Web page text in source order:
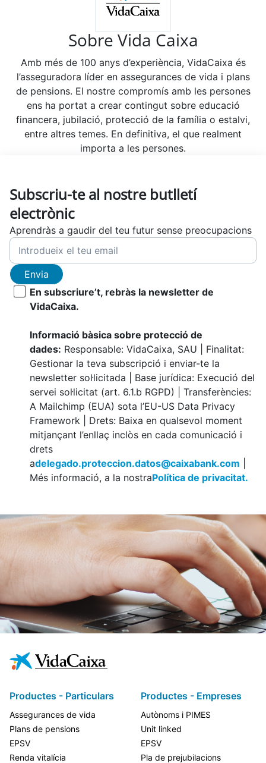
Sobre Vida Caixa
Amb més de 100 anys d’experiència, VidaCaixa és
l’asseguradora líder en assegurances de vida i plans
de pensions. El nostre compromís amb les persones
ens ha portat a crear contingut sobre educació
financera, jubilació, protecció de la família o estalvi,
entre altres temes. En definitiva, el que realment
importa a les persones.
Subscriu-te al nostre butlletí
electrònic
Aprendràs a gaudir del teu futur sense preocupacions
Envia
En subscriure’t, rebràs la newsletter de
VidaCaixa.
Informació bàsica sobre protecció de
dades: Responsable: VidaCaixa, SAU | Finalitat:
Gestionar la teva subscripció i enviar-te la
newsletter sol·licitada | Base jurídica: Execució del
servei sol·licitat (art. 6.1.b RGPD) | Transferències:
A Mailchimp (EUA) sota l’EU-US Data Privacy
Framework | Drets: Baixa en qualsevol moment
mitjançant l’enllaç inclòs en cada comunicació i
drets
adelegado.proteccion.datos@caixabank.com
Més informació, a la nostraPolítica de privacitat.
Productes - Particulars
Assegurances de vida
Plans de pensions
EPSV
Renda vitalícia
Productes - Empreses
Autònoms i PIMES
Unit linked
EPSV
Pla de prejubilacions